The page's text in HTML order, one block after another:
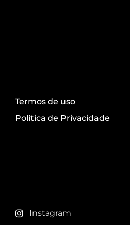
Termos de uso
Política de Privacidade
Instagram